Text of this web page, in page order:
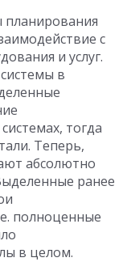
планирования
с
и услуг.
в
тогда
Теперь,
абсолютно
ранее
полноценные
в целом.